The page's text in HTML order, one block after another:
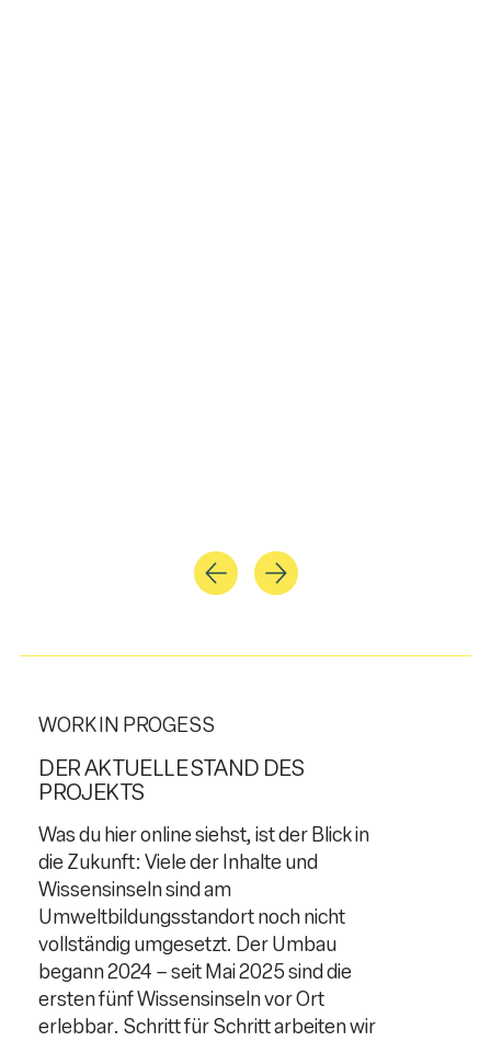
WORK IN PROGESS
DER AKTUELLE STAND DES
PROJEKTS
Was du hier online siehst, ist der Blick in
die Zukunft: Viele der Inhalte und
Wissensinseln sind am
Umweltbildungsstandort noch nicht
vollständig umgesetzt. Der Umbau
begann 2024 – seit Mai 2025 sind die
ersten fünf Wissensinseln vor Ort
erlebbar. Schritt für Schritt arbeiten wir